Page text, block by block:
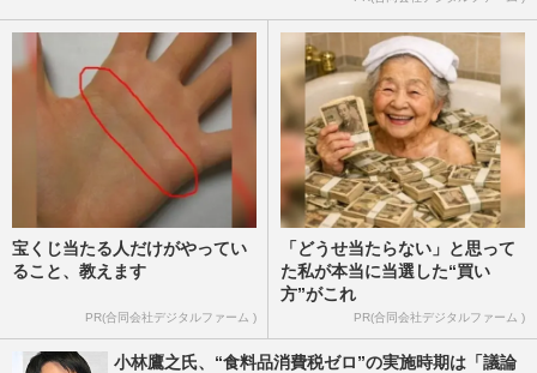
宝くじ当たる人だけがやってい
ること、教えます
PR(合同会社デジタルファーム )
「どうせ当たらない」と思って
た私が本当に当選した“買い
方”がこれ
PR(合同会社デジタルファーム )
小林鷹之氏、“食料品消費税ゼロ”の実施時期は「議論